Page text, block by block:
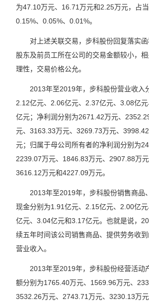
为47.10万元、16.71万元和2.25万元，占
0.15%、0.05%、0.01%。
对上述关联交易，步科股份回复落实函
股东及前员工所在公司的交易金额较小，
理性，交易价格公允。
2013年至2019年，步科股份营业收入分
2.12亿元、2.06亿元、2.37亿元、3.08亿
亿元；净利润分别为2671.42万元、
元、3163.33万元、3269.73万元、
元；归属于母公司所有者的净利润分别为
2239.07万元、1846.83万元、2907.88万元
3616.12万元和4227.09万元。
2013年至2019年，步科股份销售商品
现金分别为1.91亿元、2.15亿元、2.00亿
亿元、3.04亿元和3.17亿元。也就是说，
续五年时间该公司销售商品、提供劳务收
营业收入。
2013年至2019年，步科股份经营活动
额分别为1765.40万元、1569.96万元、
3532.26万元、2743.71万元、3230.13万元